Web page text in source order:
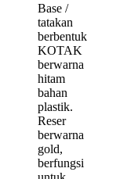
Base /
tatakan
berbentuk
KOTAK
berwarna
hitam
bahan
plastik.
Reser
berwarna
gold,
berfungsi